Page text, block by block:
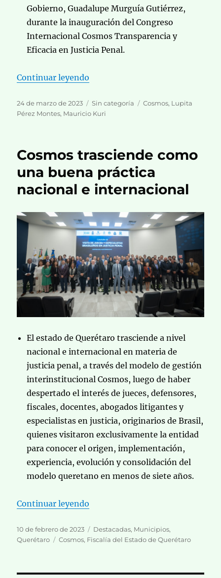
Gobierno, Guadalupe Murguía Gutiérrez,
durante la inauguración del Congreso
Internacional Cosmos Transparencia y
Eficacia en Justicia Penal.
Continuar leyendo
Publicado
el
24 de marzo de 2023 Categorías
Sin categoría Etiquetas
Cosmos, Lupita
Pérez Montes, Mauricio Kuri
Cosmos trasciende como
una buena práctica
nacional e internacional
El estado de Querétaro trasciende a nivel
nacional e internacional en materia de
justicia penal, a través del modelo de gestión
interinstitucional Cosmos, luego de haber
despertado el interés de jueces, defensores,
fiscales, docentes, abogados litigantes y
especialistas en justicia, originarios de Brasil,
quienes visitaron exclusivamente la entidad
para conocer el origen, implementación,
experiencia, evolución y consolidación del
modelo queretano en menos de siete años.
Continuar leyendo
Publicado
el
10 de febrero de 2023 Categorías
Destacadas, Municipios,
Querétaro
Etiquetas
Cosmos, Fiscalía del Estado de Querétaro